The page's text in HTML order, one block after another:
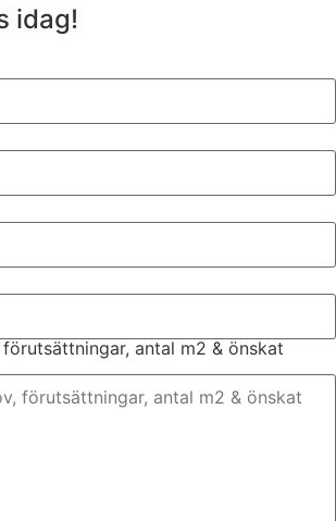
idag!
antal m2 & önskat